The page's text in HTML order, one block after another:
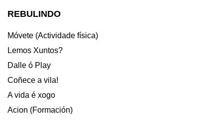
REBULINDO
Móvete (Actividade física)
Lemos Xuntos?
Dalle ó Play
Coñece a vila!
A vida é xogo
Acion (Formación)